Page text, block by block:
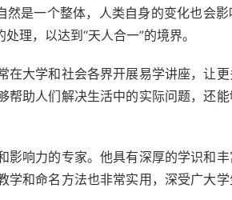
是一个整体，人类自身的变化也会影
理，以达到“天人合一”的境界。
大学和社会各界开展易学讲座，让
助人们解决生活中的实际问题，还
响力的专家。他具有深厚的学识和
和命名方法也非常实用，深受广大